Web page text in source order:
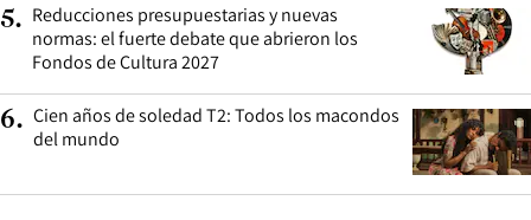
5. Reducciones presupuestarias y nuevas
normas: el fuerte debate que abrieron los
Fondos de Cultura 2027
6. Cien años de soledad T2: Todos los macondos
del mundo